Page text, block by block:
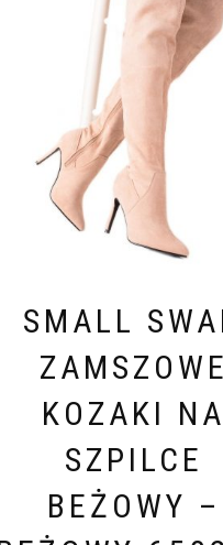
SMALL
ZAMSZOWE
KOZAKI NA
SZPILCE
BEŻOWY –